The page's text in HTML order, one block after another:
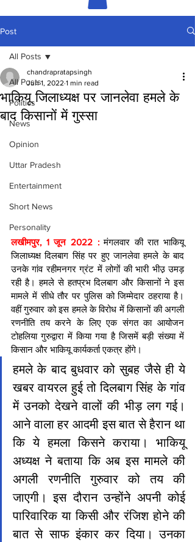
Post
All Posts
Politics
News
Opinion
Uttar Pradesh
Entertainment
Short News
Personality
All Posts
भाकियू जिलाध्यक्ष पर जानलेवा हमले के
बाद किसानों में गुस्सा
chandrapratapsingh
Jun 1, 2022 1 min read
लखीमपुर, 1 जून 2022 : मंगलवार की रात भाकियू
जिलाध्यक्ष दिलबाग सिंह पर हुए जानलेवा हमले के बाद
उनके गांव रहीमनगर ग्रंट में लोगों की भारी भीउ़ उमड़
रही है। हमले से हतप्रभ दिलबाग और किसानों ने इस
मामले में सीधे तौर पर पुलिस को जिम्मेदार ठहराया है।
वहीं गुरुवार को इस हमले के विरोध में किसानों की अगली
रणनीति तय करने के लिए एक संगत का आयोजन
टोहलिया गुरुद्वारा में किया गया है जिसमें बड़ी संख्या में
किसान और भाकियू कार्यकर्ता एकत्र होंगे।
हमले के बाद बुधवार को सुबह जैसे ही ये
खबर वायरल हुई तो दिलबाग सिंह के गांव
में उनको देखने वालों की भीड़ लग गई।
आने वाला हर आदमी इस बात से हैरान था
कि ये हमला किसने कराया। भाकियू
अध्यक्ष ने बताया कि अब इस मामले की
अगली रणनीति गुरुवार को तय की
जाएगी। इस दौरान उन्होंने अपनी कोई
पारिवारिक या किसी और रंजिश होने की
बात से साफ इंकार कर दिया। उनका